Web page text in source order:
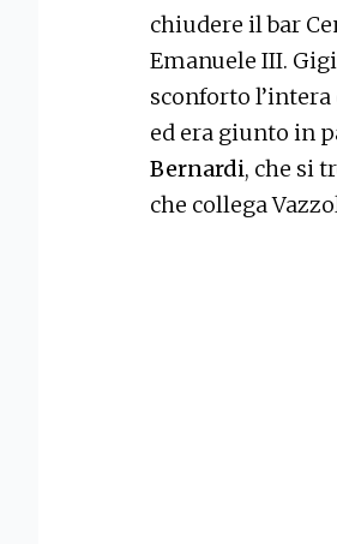
chiudere il bar
Emanuele III.
sconforto
ed era giunto in
Bernardi, che si
che collega